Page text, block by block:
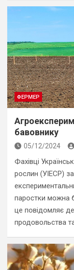
ФЕРМЕР
бавовнику
05/12/2024
Фахівці
рослин (УІЕСР)
паростки можна
це повідомляє
продовольства